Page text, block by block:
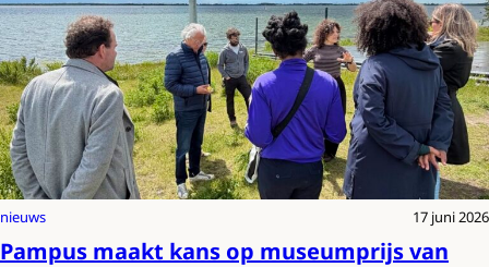
nieuws 17 juni 2026
Pampus maakt kans op museumprijs van